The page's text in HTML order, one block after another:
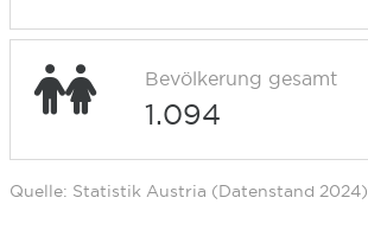
Bevölkerung gesamt
1.094
Quelle: Statistik Austria (Datenstand 2024)